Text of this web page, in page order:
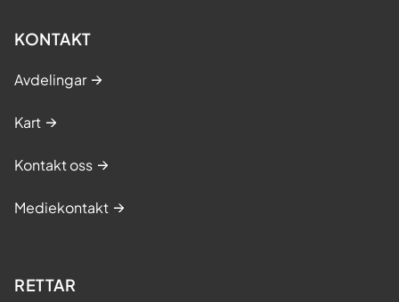
KONTAKT
Avdelingar
Kart
Kontakt oss
Mediekontakt
RETTAR